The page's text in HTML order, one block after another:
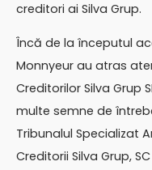
creditori ai Silva Grup.
Încă de la începutul
Monnyeur au atras
Creditorilor Silva Grup
multe semne de
Tribunalul Specializat
Creditorii Silva Grup,